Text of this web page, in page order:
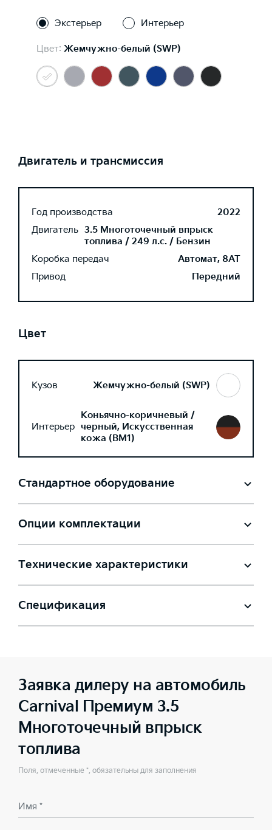
Экстерьер Интерьер
Цвет: Жемчужно-белый (SWP)
Двигатель и трансмиссия
Год производства
2022
Двигатель 3.5 Многоточечный впрыск
топлива / 249 л.с. / Бензин
Коробка передач
Автомат, 8AT
Привод
Передний
Цвет
Кузов Жемчужно-белый (SWP)
Интерьер
Коньячно-коричневый /
черный, Искусственная
кожа (BM1)
Стандартное оборудование
Опции комплектации
Технические характеристики
Спецификация
Заявка дилеру на автомобиль
Carnival Премиум 3.5
Многоточечный впрыск
топлива
Поля, отмеченные *, обязательны для заполнения
Имя *